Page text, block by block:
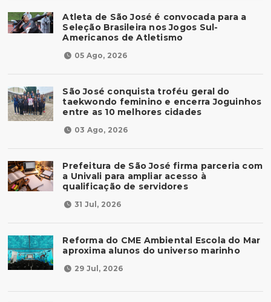
Atleta de São José é convocada para a
Seleção Brasileira nos Jogos Sul-
Americanos de Atletismo
05 Ago, 2026
São José conquista troféu geral do
taekwondo feminino e encerra Joguinhos
entre as 10 melhores cidades
03 Ago, 2026
Prefeitura de São José firma parceria com
a Univali para ampliar acesso à
qualificação de servidores
31 Jul, 2026
Reforma do CME Ambiental Escola do Mar
aproxima alunos do universo marinho
29 Jul, 2026